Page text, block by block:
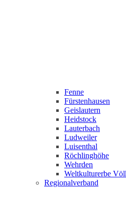
Fenne
Fürstenhausen
Geislautern
Heidstock
Lauterbach
Ludweiler
Luisenthal
Röchlinghöhe
Wehrden
Weltkulturerbe
Regionalverband